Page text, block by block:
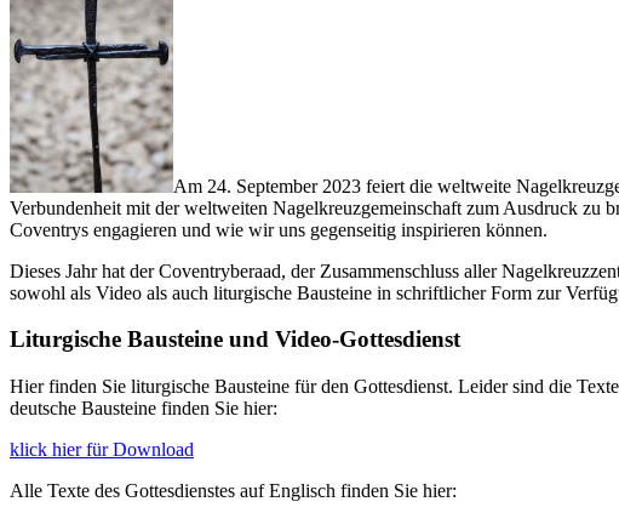
Am 24. September 2023 feiert die weltweite
Verbundenheit mit der weltweiten Nagelkreuzgemeinschaft zum Ausdruck zu
Coventrys engagieren und wie wir uns gegenseitig inspirieren können.
Dieses Jahr hat der Coventryberaad, der Zusammenschluss aller
sowohl als Video als auch liturgische Bausteine in schriftlicher Form zur
Liturgische Bausteine und Video-Gottesdienst
Hier finden Sie liturgische Bausteine für den Gottesdienst. Leider sind die
deutsche Bausteine finden Sie hier:
klick hier für Download
Alle Texte des Gottesdienstes auf Englisch finden Sie hier: